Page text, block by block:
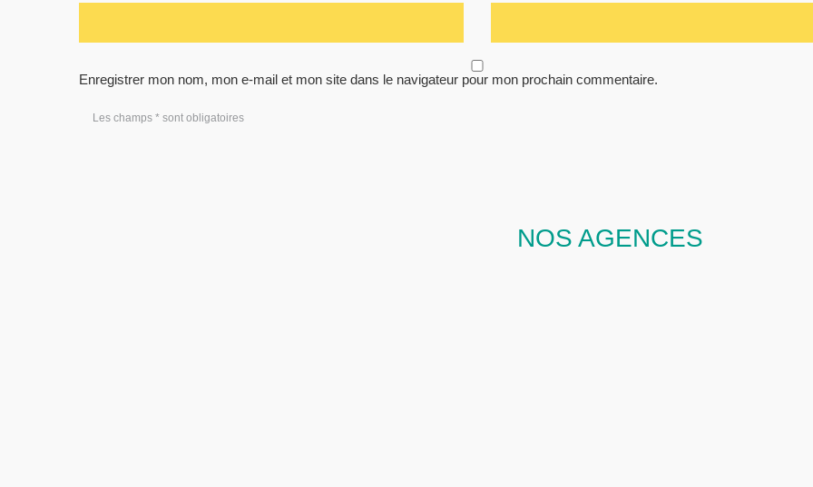
Enregistrer mon nom, mon e-mail et mon site dans le navigateur pour mon prochain commentaire.
Les champs * sont obligatoires
NOS AGENCES